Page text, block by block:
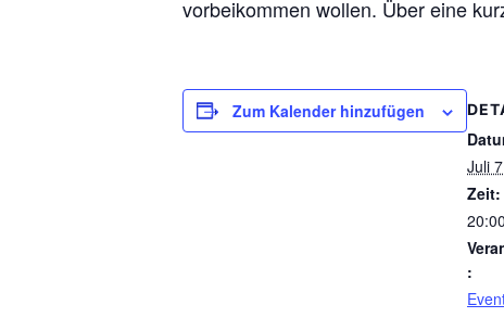
vorbeikommen wollen. Über eine
Zum Kalender hinzufügen
Juli 7
Zeit:
: